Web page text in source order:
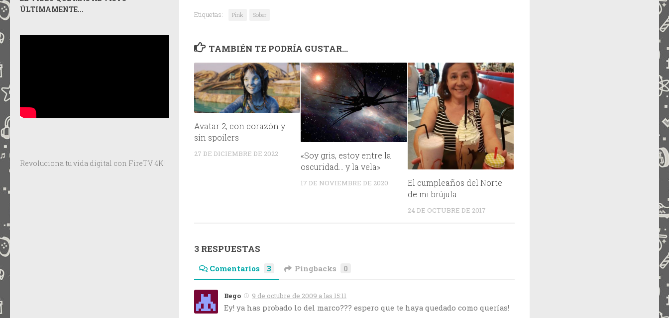
Etiquetas: Pink Sober
TAMBIÉN TE PODRÍA GUSTAR...
Avatar 2, con corazón y
sin spoilers
27 DE DICIEMBRE DE 2022
«Soy gris, estoy entre la
oscuridad… y la vela»
17 DE NOVIEMBRE DE 2020
El cumpleaños del Norte
de mi brújula
24 DE OCTUBRE DE 2017
3 RESPUESTAS
Comentarios 3 Pingbacks 0
Bego 9 de octubre de 2009 a las 15:11
Ey! ya has probado lo del marco??? espero que te haya quedado como querías!
ÚLTIMAMENTE...
Revoluciona tu vida digital con FireTV 4K!